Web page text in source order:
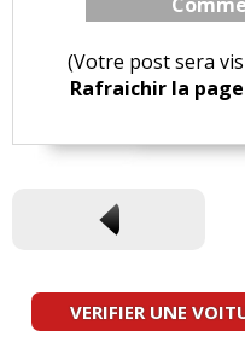
(Votre post sera
Rafraichir la
VERIFIER UNE